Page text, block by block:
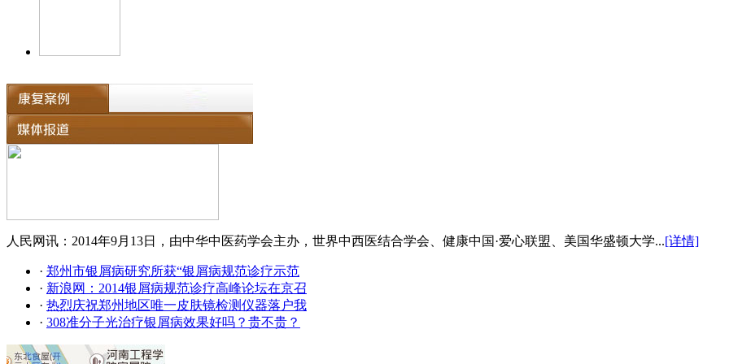
人民网讯：2014年9月13日，由中华中医药学会主办，世界中西医结合学会、健康中国·爱心联盟、美国华盛顿大学...[详情]
· 郑州市银屑病研究所获“银屑病规范诊疗示范
· 新浪网：2014银屑病规范诊疗高峰论坛在京召
· 热烈庆祝郑州地区唯一皮肤镜检测仪器落户我
· 308准分子光治疗银屑病效果好吗？贵不贵？